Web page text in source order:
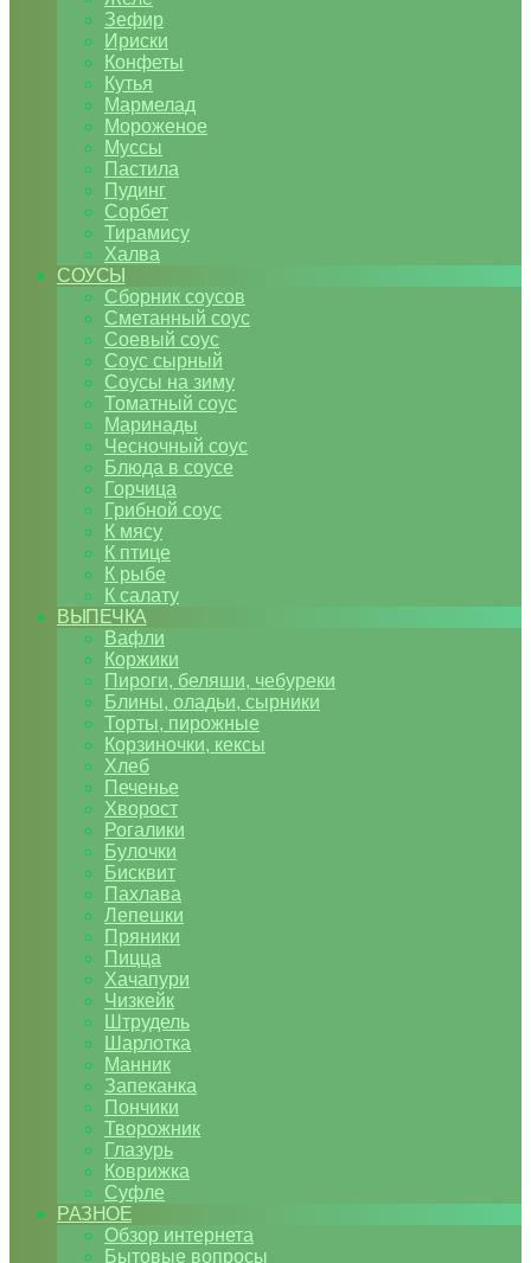
Зефир
Ириски
Конфеты
Кутья
Мармелад
Мороженое
Муссы
Пастила
Пудинг
Сорбет
Тирамису
Халва
СОУСЫ
Сборник соусов
Сметанный соус
Соевый соус
Соус сырный
Соусы на зиму
Томатный соус
Маринады
Чесночный соус
Блюда в соусе
Горчица
Грибной соус
К мясу
К птице
К рыбе
К салату
ВЫПЕЧКА
Вафли
Коржики
Пироги, беляши, чебуреки
Блины, оладьи, сырники
Торты, пирожные
Корзиночки, кексы
Хлеб
Печенье
Хворост
Рогалики
Булочки
Бисквит
Пахлава
Лепешки
Пряники
Пицца
Хачапури
Чизкейк
Штрудель
Шарлотка
Манник
Запеканка
Пончики
Творожник
Глазурь
Коврижка
Суфле
РАЗНОЕ
Обзор интернета
Бытовые вопросы